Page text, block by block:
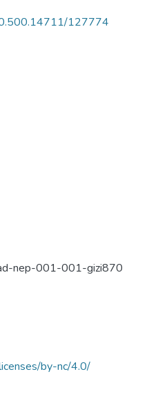
127774
nep-001-001-gizi870
by-nc/4.0/